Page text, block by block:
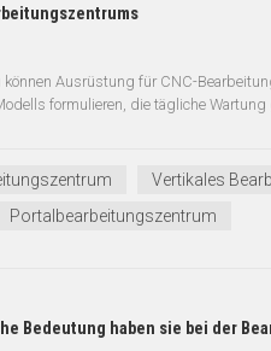
Ausrüstung für CNC-
formulieren, die tägliche
Vertikales
Portalbearbeitungszentrum
Bedeutung haben sie bei der